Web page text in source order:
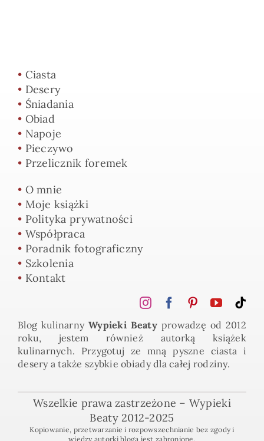
• Ciasta
• Desery
• Śniadania
• Obiad
• Napoje
• Pieczywo
• Przelicznik foremek
• O mnie
• Moje książki
• Polityka prywatności
• Współpraca
• Poradnik fotograficzny
• Szkolenia
• Kontakt
Blog kulinarny Wypieki Beaty prowadzę od 2012
roku, jestem również autorką książek
kulinarnych. Przygotuj ze mną pyszne ciasta i
desery a także szybkie obiady dla całej rodziny.
Wszelkie prawa zastrzeżone – Wypieki
Beaty 2012-2025
Kopiowanie, przetwarzanie i rozpowszechnianie bez zgody i
wiedzy autorki bloga jest zabronione.